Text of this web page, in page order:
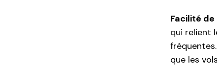
Facilité
qui relient
que les